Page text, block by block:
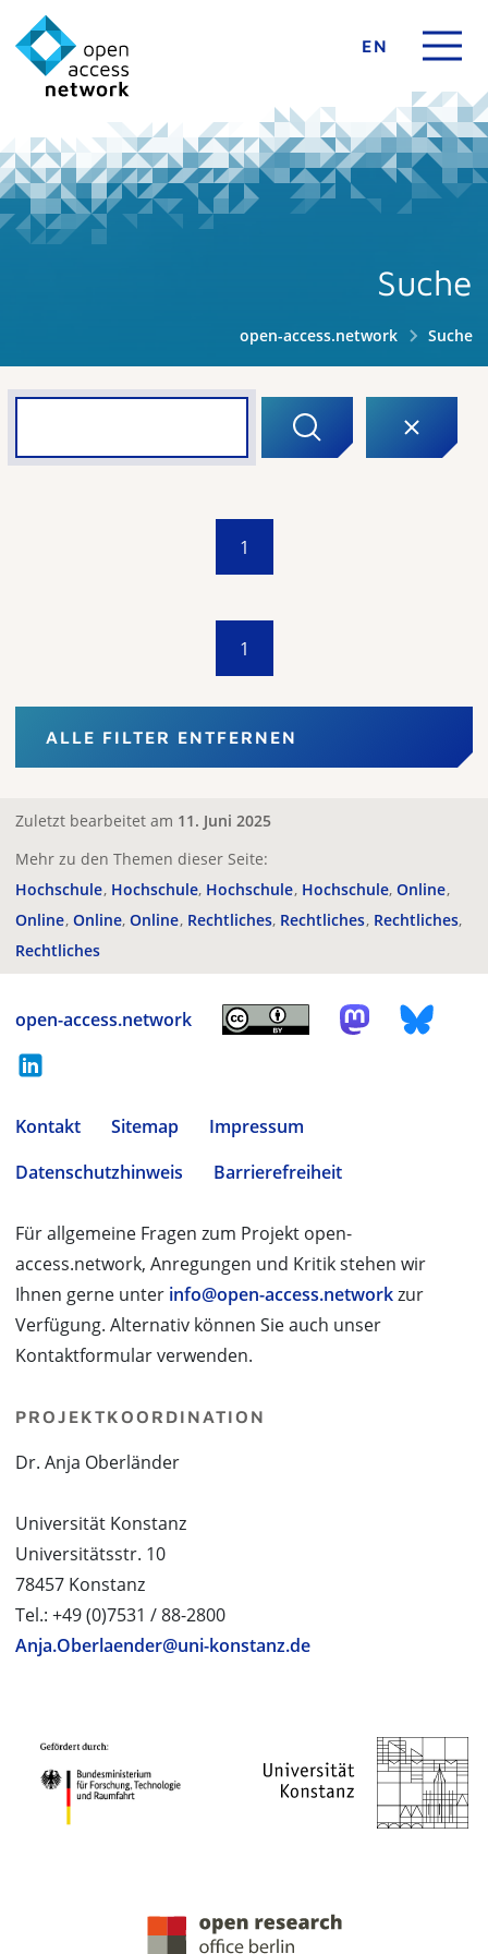
EN
Suche
open-access.network Suche
1
1
ALLE FILTER ENTFERNEN
Zuletzt bearbeitet am 11. Juni 2025
Mehr zu den Themen dieser Seite:
Hochschule Hochschule Hochschule Hochschule Online
Online Online Online Rechtliches Rechtliches Rechtliches
Rechtliches
open-access.network
Kontakt Sitemap
Impressum
Datenschutzhinweis
Barrierefreiheit
Für allgemeine Fragen zum Projekt open-
access.network, Anregungen und Kritik stehen wir
Ihnen gerne unter info@open-access.networkzur
Verfügung. Alternativ können Sie auch unser
Kontaktformular verwenden.
PROJEKTKOORDINATION
Dr. Anja Oberländer
Universität Konstanz
Universitätsstr. 10
78457 Konstanz
Tel.: +49 (0)7531 / 88-2800
Anja.Oberlaender@uni-konstanz.de